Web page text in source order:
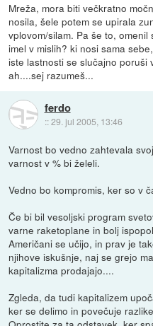
Mreža, mora biti večkratno
nosila, šele potem se upirala
vplovom/silam. Pa še to,
imel v mislih? ki nosi sama
iste lastnosti se slučajno poruši
ah....sej razumeš...
ferdo
::29. jul 2005, 13:46
Varnost bo vedno zahtevala
varnost v % bi želeli.
Vedno bo kompromis, ker so v
Če bi bil vesoljski program
varne raketoplane in bolj
Američani se učijo, in prav je
njihove iskušnje, naj se grejo
kapitalizma prodajajo....
Zgleda, da tudi kapitalizem
ker se delimo in povečuje